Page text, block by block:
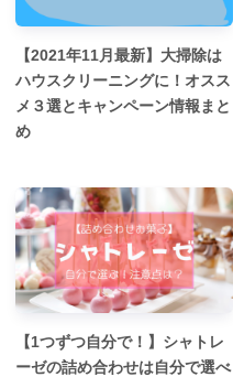
【2021年11月最新】大掃除は
ハウスクリーニングに！オスス
メ３選とキャンペーン情報まと
め
【1つずつ自分で！】シャトレ
ーゼの詰め合わせは自分で選べ